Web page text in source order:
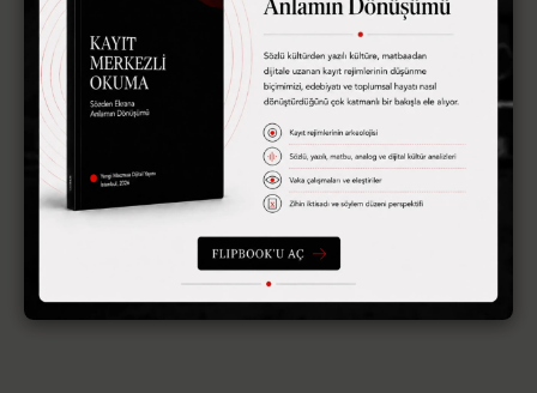
E-posta adresiniz yayınlanmayacak.Gerekli alanlar
işaretlenmişlerdir
Yorum